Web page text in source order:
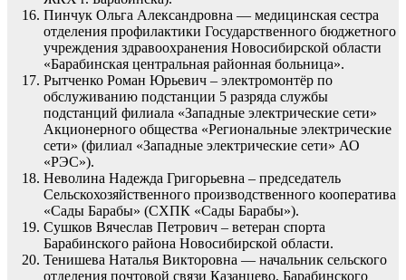
Пинчук Ольга Александровна — медицинская сестра
отделения профилактики Государственного бюджетного
учреждения здравоохранения Новосибирской области
«Барабинская центральная районная больница».
Рытченко Роман Юрьевич – электромонтёр по
обслуживанию подстанции 5 разряда службы
подстанций филиала «Западные электрические сети»
Акционерного общества «Региональные электрические
сети» (филиал «Западные электрические сети» АО
«РЭС»).
Неволина Надежда Григорьевна – председатель
Сельскохозяйственного производственного кооператива
«Сады Барабы» (СХПК «Сады Барабы»).
Сушков Вячеслав Петрович – ветеран спорта
Барабинского района Новосибирской области.
Тенишева Наталья Викторовна — начальник сельского
отделения почтовой связи Казанцево, Барабинского